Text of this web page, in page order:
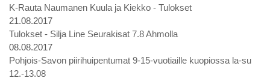
K-Rauta Naumanen Kuula ja Kiekko - Tulokset
21.08.2017
Tulokset - Silja Line Seurakisat 7.8 Ahmolla
08.08.2017
Pohjois-Savon piirihuipentumat 9-15-vuotiaille kuopiossa la-su
12.-13.08